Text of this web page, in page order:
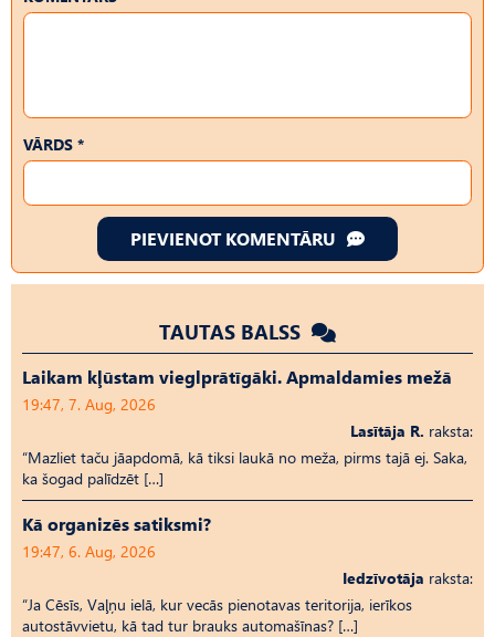
VĀRDS *
PIEVIENOT KOMENTĀRU
TAUTAS BALSS
Laikam kļūstam vieglprātīgāki. Apmaldamies mežā
19:47, 7. Aug, 2026
Lasītāja R. raksta:
“Mazliet taču jāapdomā, kā tiksi laukā no meža, pirms tajā ej. Saka,
ka šogad palīdzēt […]
Kā organizēs satiksmi?
19:47, 6. Aug, 2026
Iedzīvotāja raksta:
“Ja Cēsīs, Vaļņu ielā, kur vecās pienotavas teritorija, ierīkos
autostāvvietu, kā tad tur brauks automašīnas? […]